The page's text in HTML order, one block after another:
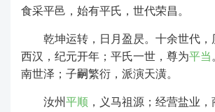
食采平邑，始有平氏，世代荣昌。
乾坤运转，日月盈昃。十余世代，
西汉，纪元开年；平氏一世，尊为平当
南世泽；子嗣繁衍，派演天潢。
汝州平顺 ，义马祖源；经营盐业